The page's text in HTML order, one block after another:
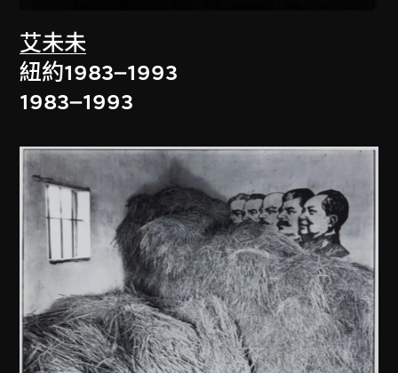
艾未未
紐約1983–1993
1983–1993